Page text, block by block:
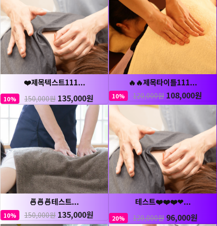
❤️제목텍스트111...
10% 150,000원 135,000원
🔥🔥제목타이틀111...
10% 120,000원 108,000원
🍜🍜🍜테스트...
10% 150,000원 135,000원
테스트❤️❤️❤️❤...
20% 120,000원 96,000원